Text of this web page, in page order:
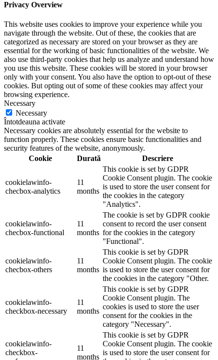
Privacy Overview
This website uses cookies to improve your experience while you
navigate through the website. Out of these, the cookies that are
categorized as necessary are stored on your browser as they are
essential for the working of basic functionalities of the website. We
also use third-party cookies that help us analyze and understand how
you use this website. These cookies will be stored in your browser
only with your consent. You also have the option to opt-out of these
cookies. But opting out of some of these cookies may affect your
browsing experience.
Necessary
Necessary
Întotdeauna activate
Necessary cookies are absolutely essential for the website to
function properly. These cookies ensure basic functionalities and
security features of the website, anonymously.
Cookie
Durată Descriere
cookielawinfo-
checbox-analytics
11
months
This cookie is set by GDPR
Cookie Consent plugin. The cookie
is used to store the user consent for
the cookies in the category
"Analytics".
cookielawinfo-
checbox-functional
11
months
The cookie is set by GDPR cookie
consent to record the user consent
for the cookies in the category
"Functional".
cookielawinfo-
checbox-others
11
months
This cookie is set by GDPR
Cookie Consent plugin. The cookie
is used to store the user consent for
the cookies in the category "Other.
cookielawinfo-
checkbox-necessary
11
months
This cookie is set by GDPR
Cookie Consent plugin. The
cookies is used to store the user
consent for the cookies in the
category "Necessary".
cookielawinfo-
checkbox-
11
months
This cookie is set by GDPR
Cookie Consent plugin. The cookie
is used to store the user consent for